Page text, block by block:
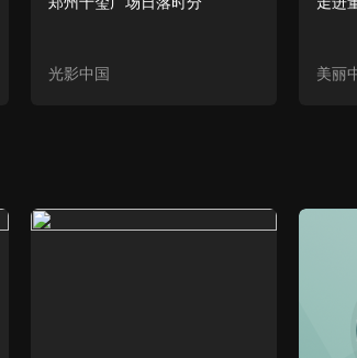
光影中国 美丽